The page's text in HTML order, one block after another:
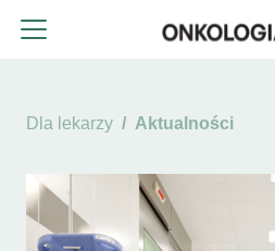
Dla lekarzy Aktualności